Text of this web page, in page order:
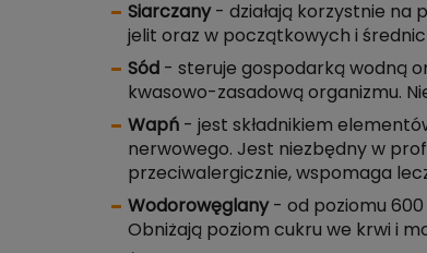
Siarczany- działają korzystnie na
jelit oraz w początkowych i
Sód - steruje gospodarką wodną
kwasowo-zasadową organizmu.
Wapń - jest składnikiem
nerwowego. Jest niezbędny w
przeciwalergicznie, wspomaga
Wodorowęglany- od poziomu 600
Obniżają poziom cukru we krwi i